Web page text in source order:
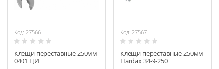
Код: 27566
Клещи переставные 250мм
0401 ЦИ
Код: 27567
Клещи переставные 250мм
Hardax 34-9-250